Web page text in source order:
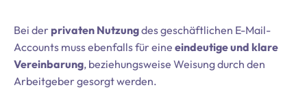
Bei derprivaten Nutzungdes geschäftlichen E-Mail-
Accounts muss ebenfalls für eine eindeutige und klare
Vereinbarung, beziehungsweise Weisung durch den
Arbeitgeber gesorgt werden.